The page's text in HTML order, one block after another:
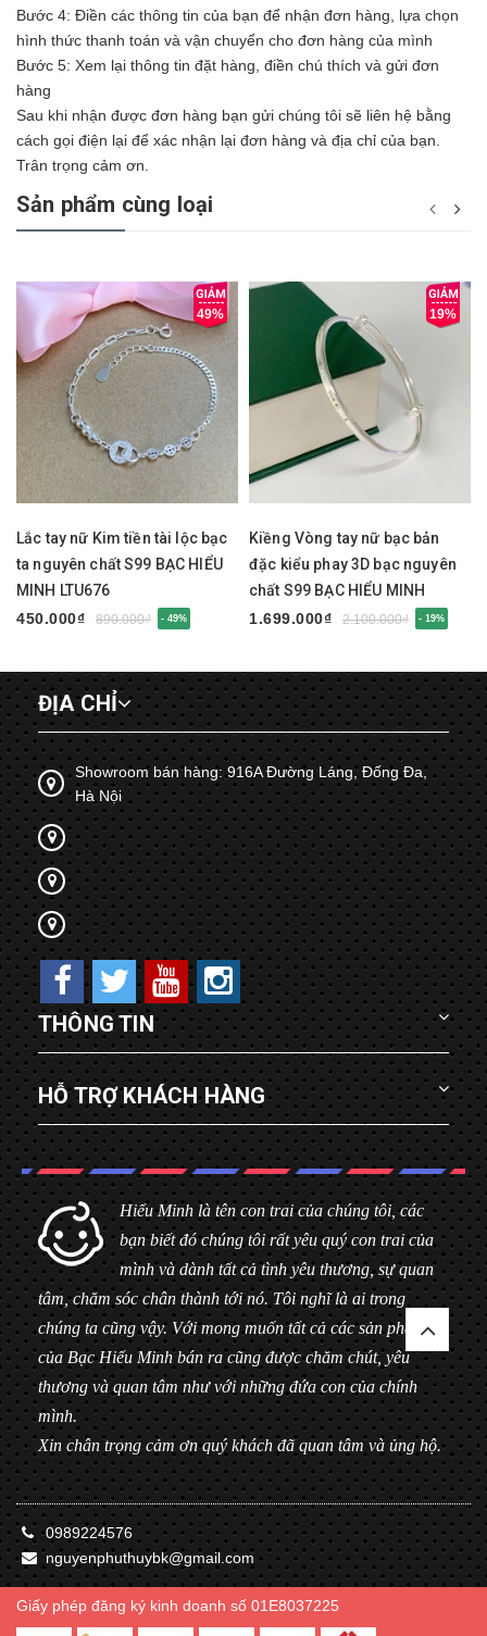
Bước 4: Điền các thông tin của bạn để nhận đơn hàng, lựa chọn
hình thức thanh toán và vận chuyển cho đơn hàng của mình
Bước 5: Xem lại thông tin đặt hàng, điền chú thích và gửi đơn
hàng
Sau khi nhận được đơn hàng bạn gửi chúng tôi sẽ liên hệ bằng
cách gọi điện lại để xác nhận lại đơn hàng và địa chỉ của bạn.
Trân trọng cảm ơn.
Sản phẩm cùng loại
49%
Lắc tay nữ Kim tiền tài lộc bạc
ta nguyên chất S99 BẠC HIỂU
MINH LTU676
450.000₫
890.000₫ - 49%
19%
Kiềng Vòng tay nữ bạc bản
đặc kiểu phay 3D bạc nguyên
chất S99 BẠC HIỂU MINH
LTU675
1.699.000₫ 2.100.000₫ - 19%
ĐỊA CHỈ
Showroom bán hàng: 916A Đường Láng, Đống Đa,
Hà Nội
THÔNG TIN
HỖ TRỢ KHÁCH HÀNG
Hiểu Minh là tên con trai của chúng tôi, các
bạn biết đó chúng tôi rất yêu quý con trai của
mình và dành tất cả tình yêu thương, sự quan
tâm, chăm sóc chân thành tới nó. Tôi nghĩ là ai trong
chúng ta cũng vậy. Với mong muốn tất cả các sản phẩm
của Bạc Hiểu Minh bán ra cũng được chăm chút, yêu
thương và quan tâm như với những đứa con của chính
mình.
Xin chân trọng cảm ơn quý khách đã quan tâm và ủng hộ.
0989224576
nguyenphuthuybk@gmail.com
Giấy phép đăng ký kinh doanh số 01E8037225